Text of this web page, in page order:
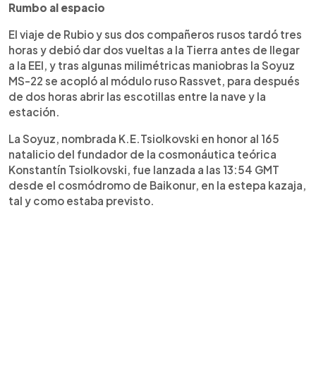
Rumbo al espacio
El viaje de Rubio y sus dos compañeros rusos tardó tres
horas y debió dar dos vueltas a la Tierra antes de llegar
a la EEI, y tras algunas milimétricas maniobras la Soyuz
MS-22 se acopló al módulo ruso Rassvet, para después
de dos horas abrir las escotillas entre la nave y la
estación.
La Soyuz, nombrada K.E.Tsiolkovski en honor al 165
natalicio del fundador de la cosmonáutica teórica
Konstantín Tsiolkovski, fue lanzada a las 13:54 GMT
desde el cosmódromo de Baikonur, en la estepa kazaja,
tal y como estaba previsto.